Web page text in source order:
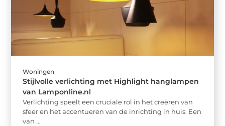
Woningen
Stijlvolle verlichting met Highlight hanglampen
van Lamponline.nl
Verlichting speelt een cruciale rol in het creëren van
sfeer en het accentueren van de inrichting in huis. Een
van ...